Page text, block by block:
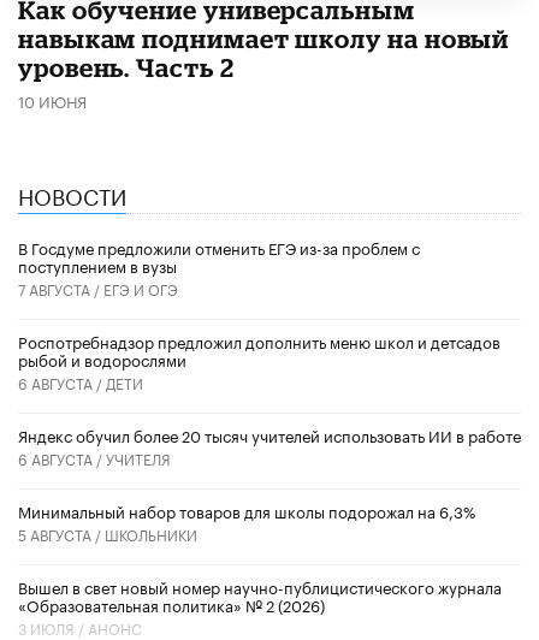
​Как обучение универсальным
навыкам поднимает школу на новый
уровень. Часть 2
10 ИЮНЯ
НОВОСТИ
В Госдуме предложили отменить ЕГЭ из-за проблем с
поступлением в вузы
7 АВГУСТА / ЕГЭ И ОГЭ
Роспотребнадзор предложил дополнить меню школ и детсадов
рыбой и водорослями
6 АВГУСТА / ДЕТИ
​Яндекс обучил более 20 тысяч учителей использовать ИИ в работе
6 АВГУСТА /УЧИТЕЛЯ
Минимальный набор товаров для школы подорожал на 6,3%
5 АВГУСТА / ШКОЛЬНИКИ
Вышел в свет новый номер научно-публицистического журнала
«Образовательная политика» № 2 (2026)
3 ИЮЛЯ / АНОНС